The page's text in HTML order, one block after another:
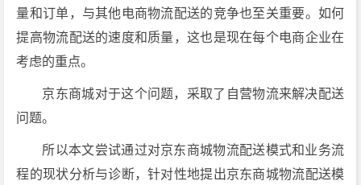
量和订单，与其他电商物流配送的竞争也至关重要。如何
提高物流配送的速度和质量，这也是现在每个电商企业在
考虑的重点。
京东商城对于这个问题，采取了自营物流来解决配送
问题。
所以本文尝试通过对京东商城物流配送模式和业务流
程的现状分析与诊断，针对性地提出京东商城物流配送模